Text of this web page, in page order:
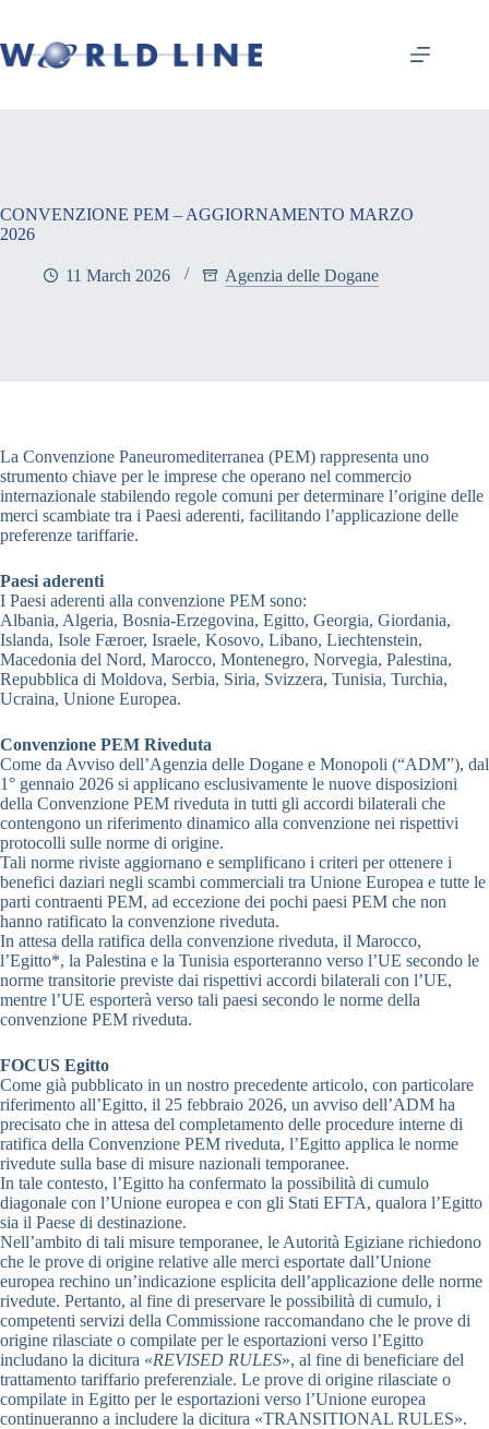
CONVENZIONE PEM – AGGIORNAMENTO MARZO
2026
11 March 2026 Agenzia delle Dogane
La Convenzione Paneuromediterranea (PEM) rappresenta uno
strumento chiave per le imprese che operano nel commercio
internazionale stabilendo regole comuni per determinare l’origine delle
merci scambiate tra i Paesi aderenti, facilitando l’applicazione delle
preferenze tariffarie.
Paesi aderenti
I Paesi aderenti alla convenzione PEM sono:
Albania, Algeria, Bosnia-Erzegovina, Egitto, Georgia, Giordania,
Islanda, Isole Færoer, Israele, Kosovo, Libano, Liechtenstein,
Macedonia del Nord, Marocco, Montenegro, Norvegia, Palestina,
Repubblica di Moldova, Serbia, Siria, Svizzera, Tunisia, Turchia,
Ucraina, Unione Europea.
Convenzione PEM Riveduta
Come da Avviso dell’Agenzia delle Dogane e Monopoli (“ADM”), dal
1° gennaio 2026 si applicano esclusivamente le nuove disposizioni
della Convenzione PEM riveduta in tutti gli accordi bilaterali che
contengono un riferimento dinamico alla convenzione nei rispettivi
protocolli sulle norme di origine.
Tali norme riviste aggiornano e semplificano i criteri per ottenere i
benefici daziari negli scambi commerciali tra Unione Europea e tutte le
parti contraenti PEM, ad eccezione dei pochi paesi PEM che non
hanno ratificato la convenzione riveduta.
In attesa della ratifica della convenzione riveduta, il Marocco,
l’Egitto*, la Palestina e la Tunisia esporteranno verso l’UE secondo le
norme transitorie previste dai rispettivi accordi bilaterali con l’UE,
mentre l’UE esporterà verso tali paesi secondo le norme della
convenzione PEM riveduta.
FOCUS Egitto
Come già pubblicato in un nostro precedente articolo, con particolare
riferimento all’Egitto, il 25 febbraio 2026, un avviso dell’ADM ha
precisato che in attesa del completamento delle procedure interne di
ratifica della Convenzione PEM riveduta, l’Egitto applica le norme
rivedute sulla base di misure nazionali temporanee.
In tale contesto, l’Egitto ha confermato la possibilità di cumulo
diagonale con l’Unione europea e con gli Stati EFTA, qualora l’Egitto
sia il Paese di destinazione.
Nell’ambito di tali misure temporanee, le Autorità Egiziane richiedono
che le prove di origine relative alle merci esportate dall’Unione
europea rechino un’indicazione esplicita dell’applicazione delle norme
rivedute. Pertanto, al fine di preservare le possibilità di cumulo, i
competenti servizi della Commissione raccomandano che le prove di
origine rilasciate o compilate per le esportazioni verso l’Egitto
includano la dicitura «REVISED RULES», al fine di beneficiare del
trattamento tariffario preferenziale. Le prove di origine rilasciate o
compilate in Egitto per le esportazioni verso l’Unione europea
continueranno a includere la dicitura «TRANSITIONAL RULES».